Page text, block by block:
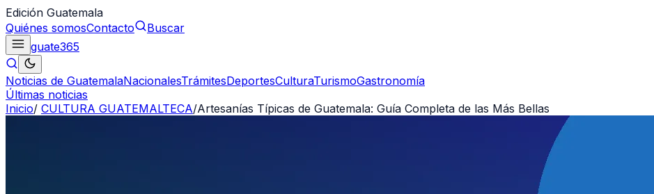
Edición Guatemala
Quiénes somosContacto
Buscar
guate365
Noticias de GuatemalaNacionalesTrámitesDeportesCulturaTurismoGastronomía
Últimas noticias
Inicio/ CULTURA GUATEMALTECA/Artesanías Típicas de Guatemala: Guía Completa de las Más Bellas